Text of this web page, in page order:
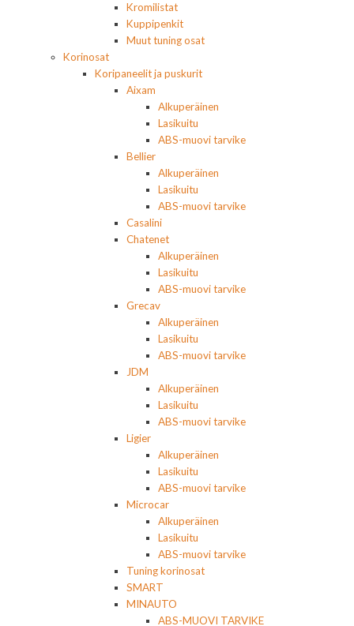
Kromilistat
Kuppipenkit
Muut tuning osat
Korinosat
Koripaneelit ja puskurit
Aixam
Alkuperäinen
Lasikuitu
ABS-muovi tarvike
Bellier
Alkuperäinen
Lasikuitu
ABS-muovi tarvike
Casalini
Chatenet
Alkuperäinen
Lasikuitu
ABS-muovi tarvike
Grecav
Alkuperäinen
Lasikuitu
ABS-muovi tarvike
JDM
Alkuperäinen
Lasikuitu
ABS-muovi tarvike
Ligier
Alkuperäinen
Lasikuitu
ABS-muovi tarvike
Microcar
Alkuperäinen
Lasikuitu
ABS-muovi tarvike
Tuning korinosat
SMART
MINAUTO
ABS-MUOVI TARVIKE